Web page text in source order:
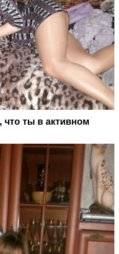
что ты в активном